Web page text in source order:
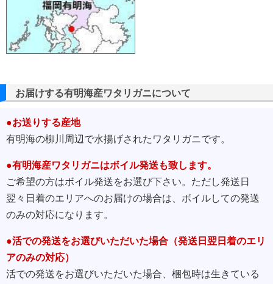
お届けする有明海産ワタリガニについて
●お送りする産地
有明海の柳川周辺で水揚げされたワタリガニです。
●有明海産ワタリガニはボイル発送も致します。
ご希望の方はボイル発送をお選び下さい。ただし発送日
翌々日着のエリアへのお届けの場合は、ボイルしての発送
のみの対応になります。
●活での発送をお選びいただいた場合（発送日翌日着のエリ
アのみの対応）
活での発送をお選びいただいた場合、梱包時は生きている